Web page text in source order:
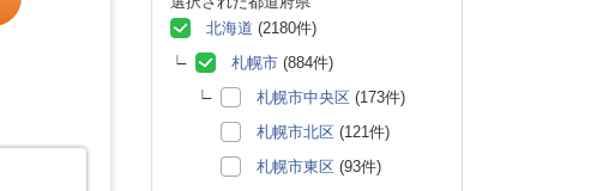
北海道 (2180件)
札幌市 (884件)
札幌市中央区 (173件)
札幌市北区 (121件)
札幌市東区 (93件)